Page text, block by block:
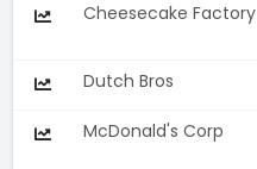
Cheesecake Factory
Dutch Bros
McDonald's Corp